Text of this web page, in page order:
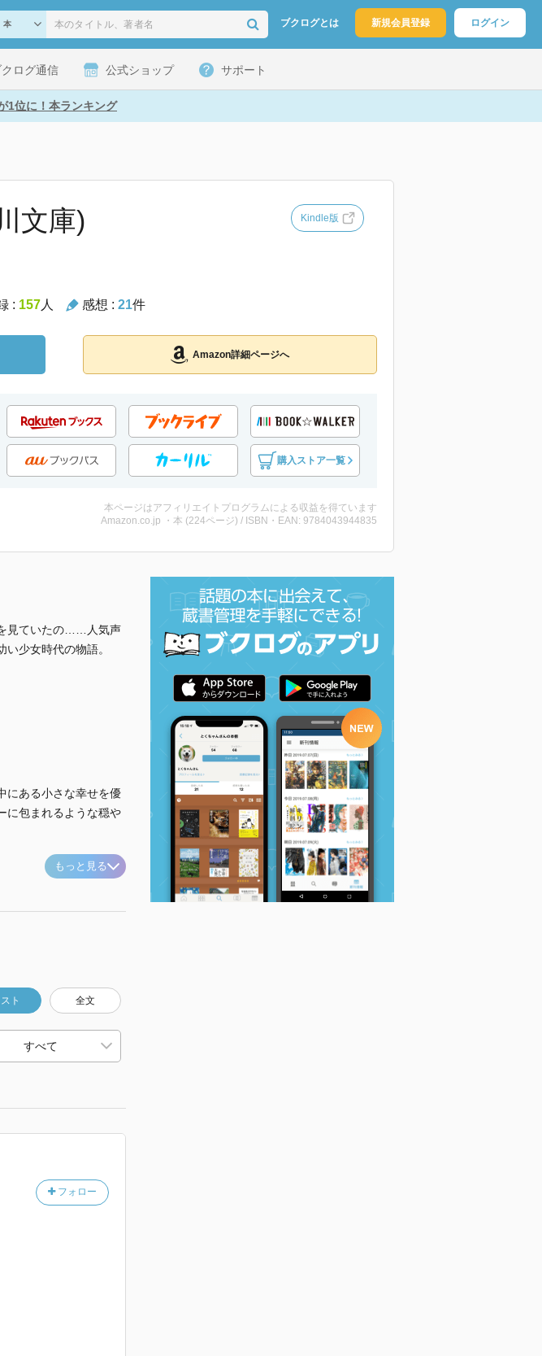
ブクログとは 新規会員登録 ログイン
クログ通信 公式ショップ サポート
1位に！本ランキング
文庫) Kindle版
: 157人 感想 : 21件
Amazon詳細ページへ
購入ストア一覧
本ページはアフィリエイトプログラムによる収益を得ています
Amazon.co.jp ・本 (224ページ) / ISBN・EAN: 9784043944835
見ていたの……人気声
少女時代の物語。
にある小さな幸せを優
に包まれるような穏や
もっと見る
ト 全文
フォロー